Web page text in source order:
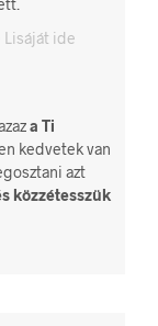
Lisáját ide
a Ti
kedvetek van
azt
közzétesszük